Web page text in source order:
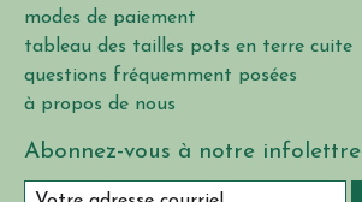
modes de paiement
tableau des tailles pots en terre cuite
questions fréquemment posées
à propos de nous
Abonnez-vous à notre infolettre